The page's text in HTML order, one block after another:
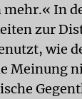
In
zur
wie
Meinung